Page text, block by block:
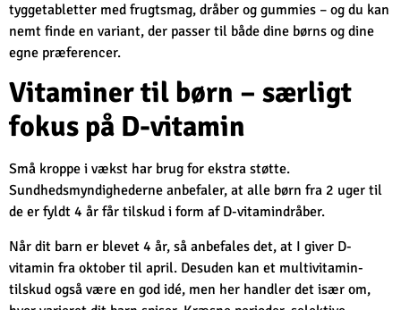
tyggetabletter med frugtsmag, dråber og gummies – og du kan
nemt finde en variant, der passer til både dine børns og dine
egne præferencer.
Vitaminer til børn – særligt
fokus på D-vitamin
Små kroppe i vækst har brug for ekstra støtte.
Sundhedsmyndighederne anbefaler, at alle børn fra 2 uger til
de er fyldt 4 år får tilskud i form af D-vitamindråber.
Når dit barn er blevet 4 år, så anbefales det, at I giver D-
vitamin fra oktober til april. Desuden kan et multivitamin-
tilskud også være en god idé, men her handler det især om,